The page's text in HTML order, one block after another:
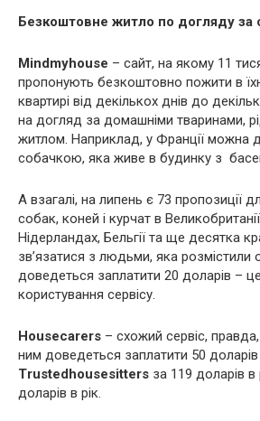
Безкоштовне житло по догляду за
Mindmyhouse – сайт, на якому 11
пропонують безкоштовно пожити в
квартирі від декількох днів до
на догляд за домашніми тваринами,
житлом. Наприклад, у Франції можна
собачкою, яка живе в будинку з
А взагалі, на липень є 73 пропозиції
собак, коней і курчат в
Нідерландах, Бельгії та ще десятка
зв’язатися з людьми, яка розмістили
доведеться заплатити 20 доларів –
користування сервісу.
Housecarers – схожий сервіс,
ним доведеться заплатити 50
Trustedhousesitters за 119 доларів в
доларів в рік.